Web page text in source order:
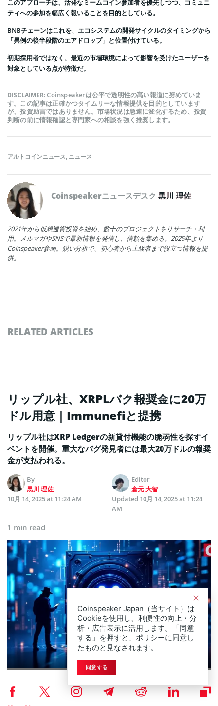
このアプローチは、活発なミームコイン参加者を優先しつつ、コミュニ
ティへの参加を幅広く報いることを目的としている。
BNBチェーンはこれを、エコシステムの開発サイクルのタイミングから
「異例の後半段階のエアドロップ」と位置付けている。
初期採用者ではなく、最近の市場環境によって影響を受けたユーザーを
対象としている点が特徴だ。
DISCLAIMER:Coinspeakerは公平で透明性の高い報道に努めていま
す。この記事は正確かつタイムリーな情報提供を目的としています
が、投資助言ではありません。市場状況は急速に変化するため、投資
判断の前に情報確認と専門家への相談を強く推奨します。
アルトコインニュース, ニュース
Coinspeakerニュースデスク 黒川 理佐
2021年から仮想通貨投資を始め、数十のプロジェクトをリサーチ・利
用。メルマガやSNSで最新情報を発信し、信頼を集める。2025年より
Coinspeaker参画。鋭い分析で、初心者から上級者まで役立つ情報を提
供。
RELATED ARTICLES
リップル社、XRPLバク報奨金に20万
ドル用意｜Immunefiと提携
リップル社はXRP Ledgerの新貸付機能の脆弱性を探すイ
ベントを開催。重大なバグ発見者には最大20万ドルの報奨
金が支払われる。
By
黒川 理佐
Editor
倉元 大智
10月 14, 2025 at 11:24 AM
Updated 10月 14, 2025 at 11:24
AM
1 min read
Coinspeaker Japan（当サイト）は
Cookieを使用し、利便性の向上・分
析・広告表示に活用します。「同意
する」を押すと、ポリシーに同意し
たものと見なされます。
同意する